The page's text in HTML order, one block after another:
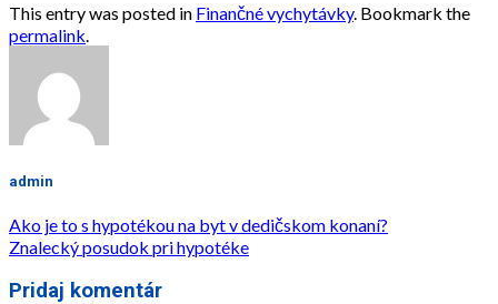
This entry was posted in Finančné vychytávky. Bookmark the
permalink.
admin
Ako je to s hypotékou na byt v dedičskom konaní?
Znalecký posudok pri hypotéke
Pridaj komentár